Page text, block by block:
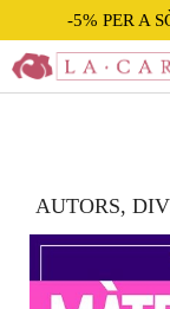
-5% PER A
AUTORS,